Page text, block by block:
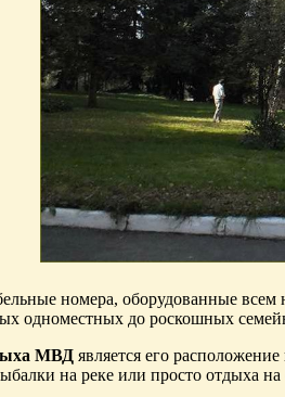
номера, оборудованные
одноместных до роскошных
МВД является его
на реке или просто отдыха на